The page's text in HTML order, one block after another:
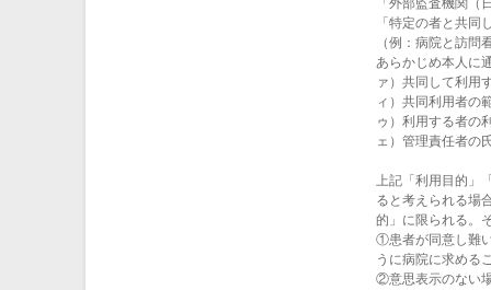
「外部監査機関
「特定の者と共
（例：病院と訪
あらかじめ本人に
ァ）共同して利用
ィ）共同利用者の
ゥ）利用する者の
ェ）管理責任者の
上記「利用目的」
ると考えられる場
的」に限られる。
①患者が同意し難
うに病院に求める
②意思表示のない